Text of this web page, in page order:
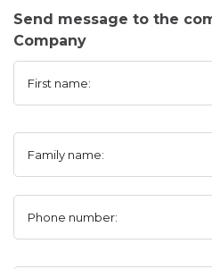
Send message to the
Company
First name:
Family name:
Phone number: